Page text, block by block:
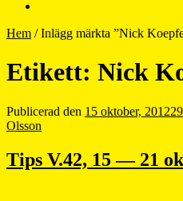
Hem /Inlägg märkta ”Nick
Etikett: Nick
Publicerad den 15 oktober, 2012
Olsson
Tips V.42, 15 — 21